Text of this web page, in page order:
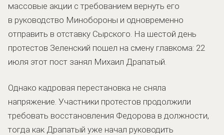
массовые акции с требованием вернуть его
в руководство Минобороны и одновременно
отправить в отставку Сырского. На шестой день
протестов Зеленский пошел на смену главкома: 22
июля этот пост занял Михаил Драпатый.
Однако кадровая перестановка не сняла
напряжение. Участники протестов продолжили
требовать восстановления Федорова в должности,
тогда как Драпатый уже начал руководить